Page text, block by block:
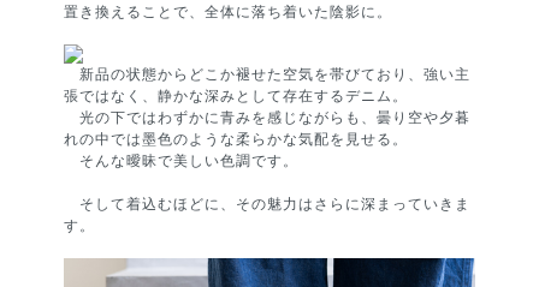
置き換えることで、全体に落ち着いた陰影に。
新品の状態からどこか褪せた空気を帯びており、強い主
張ではなく、静かな深みとして存在するデニム。
光の下ではわずかに青みを感じながらも、曇り空や夕暮
れの中では墨色のような柔らかな気配を見せる。
そんな曖昧で美しい色調です。
そして着込むほどに、その魅力はさらに深まっていきま
す。